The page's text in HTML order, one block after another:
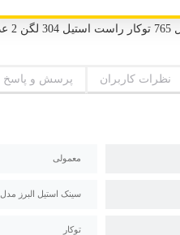
نظرات کاربران پرسش و پاسخ
معمولی
سینک استیل البرز مدل 765 توکار راست
توکار